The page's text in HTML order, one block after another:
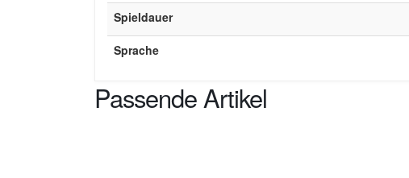
Spieldauer
Sprache
Passende Artikel